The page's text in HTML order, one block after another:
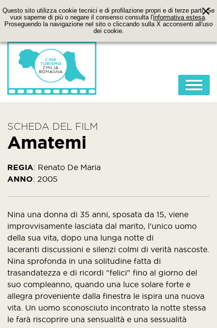
Questo sito utilizza cookie tecnici e di profilazione propri e di terze parti. Se
vuoi saperne di più o negare il consenso consulta l'informativa estesa.
Proseguendo la navigazione nel sito o cliccando sulla X acconsenti all'uso
dei cookie.
ABOUT
CONTATTI
SCHEDA DEL FILM
Amatemi
REGIA: Renato De Maria
ANNO: 2005
Nina una donna di 35 anni, sposata da 15, viene
improvvisamente lasciata dal marito, l'unico uomo
della sua vita, dopo una lunga notte di
laceranti discussioni e silenzi colmi di verità nascoste.
Nina sprofonda in una solitudine fatta di
trasandatezza e di ricordi "felici" fino al giorno del
suo compleanno, quando una luce solare forte e
allegra proveniente dalla finestra le ispira una nuova
vita. Un uomo sconosciuto incontrato la notte stessa
le farà riscoprire una sensualità e una sessualità